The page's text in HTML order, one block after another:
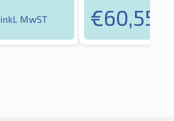
inkl. MwST €60,55